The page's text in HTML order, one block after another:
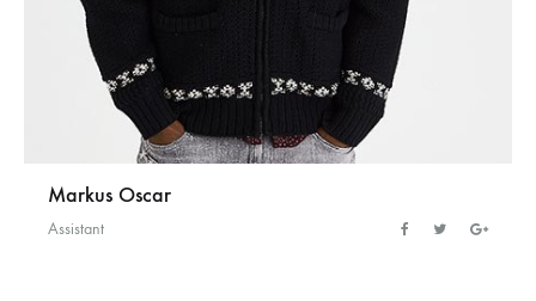
Markus Oscar
Assistant